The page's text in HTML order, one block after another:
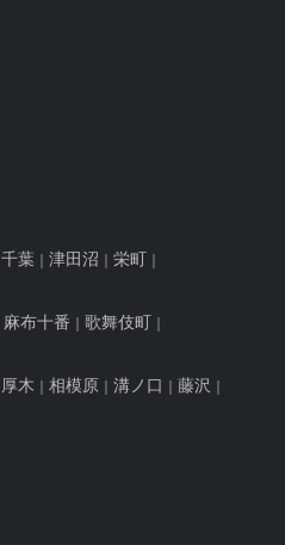
千葉 津田沼 栄町
麻布十番 歌舞伎町
厚木 相模原 溝ノ口 藤沢